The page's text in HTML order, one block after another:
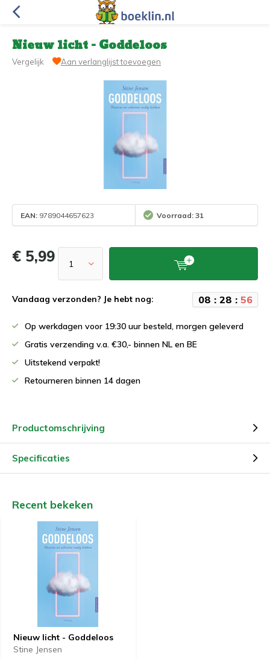
Nieuw licht - Goddeloos
Vergelijk Aan verlanglijst toevoegen
EAN: 9789044657623 Voorraad: 31
€ 5,99
Vandaag verzonden? Je hebt nog: 08 : 28 : 56
Op werkdagen voor 19:30 uur besteld, morgen geleverd
Gratis verzending v.a. €30,- binnen NL en BE
Uitstekend verpakt!
Retourneren binnen 14 dagen
Productomschrijving
Specificaties
Recent bekeken
Nieuw licht - Goddeloos
Stine Jensen